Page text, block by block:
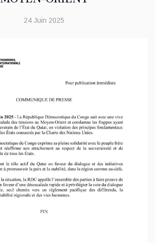
24 Juin 2025